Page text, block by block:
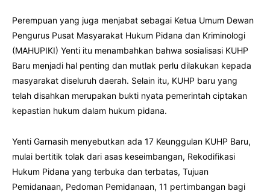
Perempuan yang juga menjabat sebagai Ketua Umum Dewan
Pengurus Pusat Masyarakat Hukum Pidana dan Kriminologi
(MAHUPIKI) Yenti itu menambahkan bahwa sosialisasi KUHP
Baru menjadi hal penting dan mutlak perlu dilakukan kepada
masyarakat diseluruh daerah. Selain itu, KUHP baru yang
telah disahkan merupakan bukti nyata pemerintah ciptakan
kepastian hukum dalam hukum pidana.
Yenti Garnasih menyebutkan ada 17 Keunggulan KUHP Baru,
mulai bertitik tolak dari asas keseimbangan, Rekodifikasi
Hukum Pidana yang terbuka dan terbatas, Tujuan
Pemidanaan, Pedoman Pemidanaan, 11 pertimbangan bagi